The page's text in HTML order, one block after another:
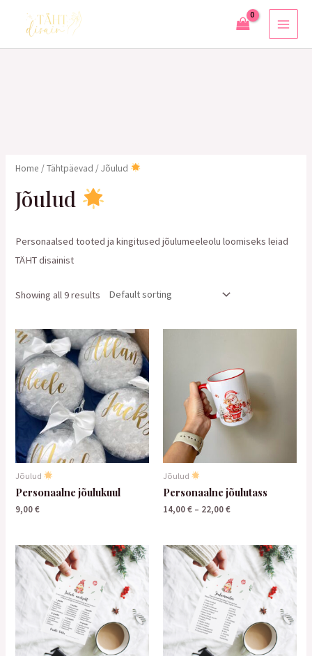
content
Home /Tähtpäevad / Jõulud
Jõulud
Personaalsed tooted ja kingitused jõulumeeleolu loomiseks leiad
TÄHT disainist
Showing all 9 results
Jõulud
Personaalne jõulukuul
9,00€
Jõulud
Personaalne jõulutass
14,00€ – 22,00€